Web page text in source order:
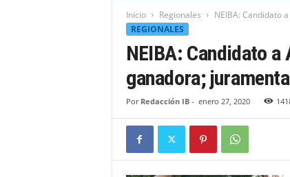
Inicio Regionales
NEIBA: Candidato
REGIONALES
NEIBA: Candidato
ganadora;
Por Redacción IB- enero 27, 2020